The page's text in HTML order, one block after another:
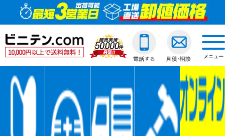
メニュー
ビニールカーテン 透明ビニールカーテン
糸入ビニールカーテン
ターポリンビニール
パワーシートビニー
ターポリンメッシュ
不燃ターポリンビニ
ジャバラビニールカーテン
透明ジャバラビニー
糸入りジャバラビニ
ターポリンジャバラ
コンビネーションジ
不燃ターポリンジャ
戻る
のれんカーテン式
のれんカーテン式ビ
のれんカーテン可動
戻る
ロールスクリーン
透明ロールスクリーン
透明糸入りロールス
ターポリンロールス
不燃ターポリンロー
透明電動ロールスク
糸入透明電動ロール
アコーディオンドア
透明アコーディオン
糸入アコーディオン
ターポリンアコーデ
不燃ターポリンアコ
戻る
ネットカーテン網
ネットカーテン/網
戻る
D30スチール製
D30アルミ製
D30ステンレス製
D30隙間シートレール
D40スチール製
D40アルミ製
間仕切ポールスリム
間仕切ポール押さえ
間仕切ポールHGタイ
間仕切ポールXGタイ
間仕切ポールネット用
戻る
透明ビニールカバー
糸入りビニールカバー
合繊帆布ビニールカ
パワーシートビニー
ターポリンビニール
オプション加工
透明ビニールシート
糸入りビニールシート
合繊帆布ビニールシ
パワーシートビニー
ターポリンビニール
オプション加工
透明フィルム原反・
糸入フィルム原反・
ターポリン原反・カ
帯電防止ターポリン
ターポリンメッシュ
パワーシート原反・
ご利用ガイド
他社との違い
ご注文の流れ
送料・配送方法
返品・交換